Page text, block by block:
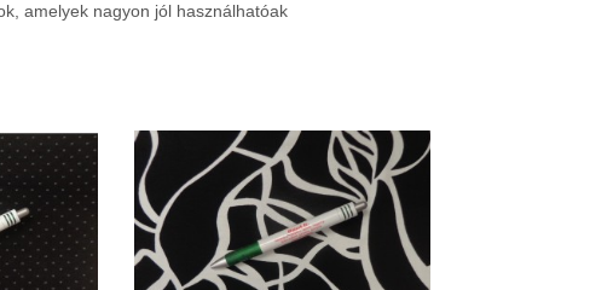
amelyek nagyon jól használhatóak